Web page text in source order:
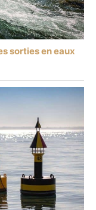
sorties en eaux